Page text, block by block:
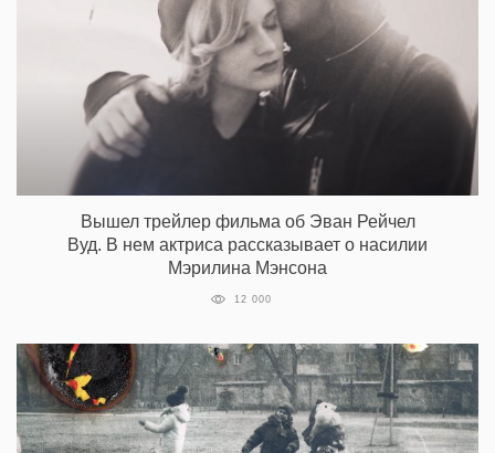
Вышел трейлер фильма об Эван Рейчел
Вуд. В нем актриса рассказывает о насилии
Мэрилина Мэнсона
12 000